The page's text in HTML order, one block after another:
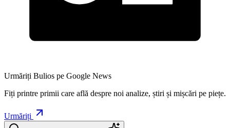
Urmăriți Bulios pe Google News
Fiți printre primii care află despre noi analize, știri și mișcări pe piețe.
Urmăriți